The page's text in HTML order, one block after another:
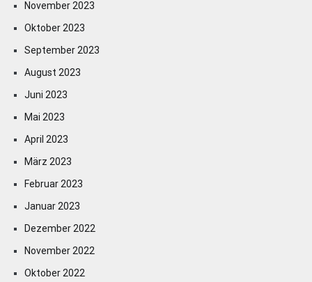
November 2023
Oktober 2023
September 2023
August 2023
Juni 2023
Mai 2023
April 2023
März 2023
Februar 2023
Januar 2023
Dezember 2022
November 2022
Oktober 2022